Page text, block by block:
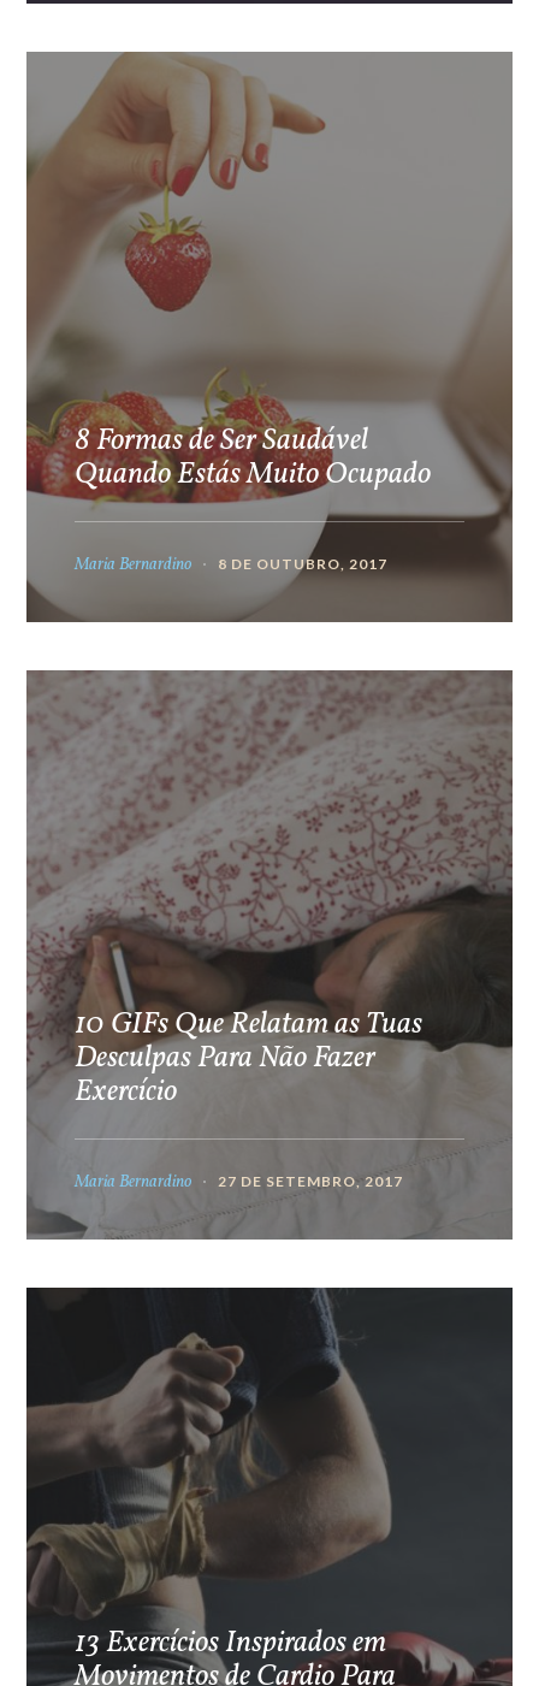
8 Formas de Ser Saudável
Quando Estás Muito Ocupado
Maria Bernardino 8 DE OUTUBRO, 2017
10 GIFs Que Relatam as Tuas
Desculpas Para Não Fazer
Exercício
Maria Bernardino 27 DE SETEMBRO, 2017
13 Exercícios Inspirados em
Movimentos de Cardio Para